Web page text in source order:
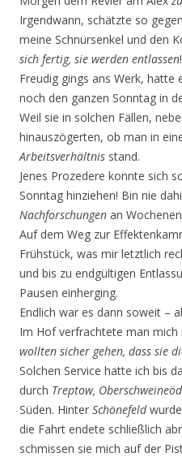
Irgendwann, schätzte so
meine Schnürsenkel und den
sich fertig, sie werden entlassen!
Freudig gings ans Werk, hatte
noch den ganzen Sonntag in
Weil sie in solchen Fällen,
hinauszögerten, ob man in
Arbeitsverhältnis stand.
Jenes Prozedere konnte sich
Sonntag hinziehen! Bin nie
Nachforschungen an
Auf dem Weg zur
Frühstück, was mir letztlich
und bis zu endgültigen
Pausen einherging.
Endlich war es dann soweit –
Im Hof verfrachtete man mich
wollten sicher gehen, dass sie
Solchen Service hatte ich bis
durch Treptow,
Süden. Hinter Schönefeld
die Fahrt endete schließlich
schmissen sie mich auf der